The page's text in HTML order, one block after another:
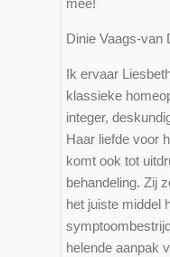
mee!
Dinie Vaags-van
Ik ervaar
klassieke
integer,
Haar liefde voor
komt ook tot
behandeling. Zij
het juiste middel
helende aanpak